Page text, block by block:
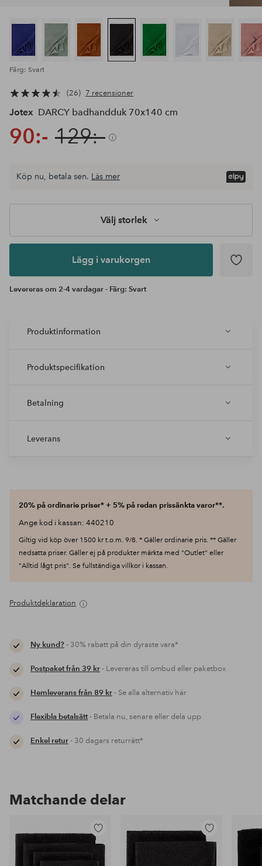
Färg: Svart
26 7 recensioner
Jotex DARCY badhandduk 70x140 cm
90:- 129:-
Lägg i
Köp nu, betala sen. Läs mer
Välj storlek
Lägg i varukorgen
Levereras om 2-4 vardagar - Färg: Svart
Produktinformation
Produktspecifikation
Betalning
Leverans
20% på ordinarie priser* + 5% på redan prissänkta varor**.
Ange kod i kassan: 440210
Giltig vid köp över 1500 kr t.o.m. 9/8. * Gäller ordinarie pris. ** Gäller
nedsatta priser. Gäller ej på produkter märkta med "Outlet" eller
"Alltid lågt pris". Se fullständiga villkor i kassan.
Produktdeklaration
Ny kund?- 30% rabatt på din dyraste vara*
Postpaket från 39 kr- Levereras till ombud eller paketbox
Hemleverans från 89 kr- Se alla alternativ här
Flexibla betalsätt- Betala nu, senare eller dela upp
Enkel retur- 30 dagars returrätt*
Matchande delar
Lägg
i
Lägg
till
i